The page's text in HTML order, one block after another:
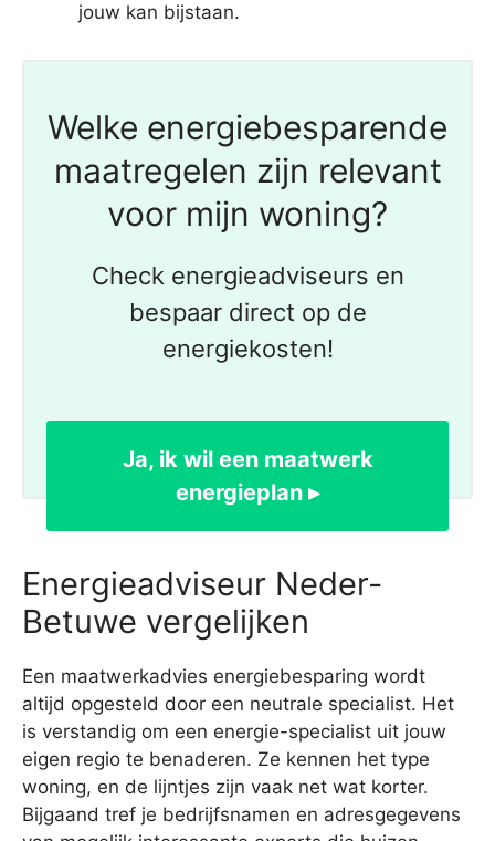
jouw kan bijstaan.
Welke energiebesparende
maatregelen zijn relevant
voor mijn woning?
Check energieadviseurs en
bespaar direct op de
energiekosten!
Ja, ik wil een maatwerk
energieplan ▸
Energieadviseur Neder-
Betuwe vergelijken
Een maatwerkadvies energiebesparing wordt
altijd opgesteld door een neutrale specialist. Het
is verstandig om een energie-specialist uit jouw
eigen regio te benaderen. Ze kennen het type
woning, en de lijntjes zijn vaak net wat korter.
Bijgaand tref je bedrijfsnamen en adresgegevens